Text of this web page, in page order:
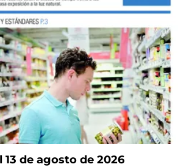
13 de agosto de 2026